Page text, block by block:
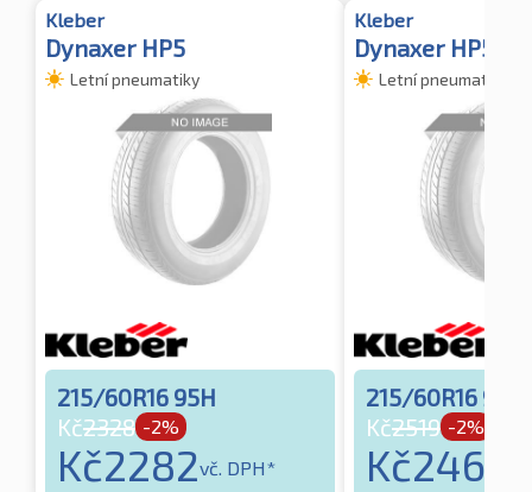
Kleber
Dynaxer HP5
Letní pneumatiky
215/60R16 95H
Kč2328 -2%
Kč2282vč. DPH*
Kleber
Dynaxer HP5 XL
Letní pneumatiky
215/60R16 99V
Kč2519 -2%
Kč2468